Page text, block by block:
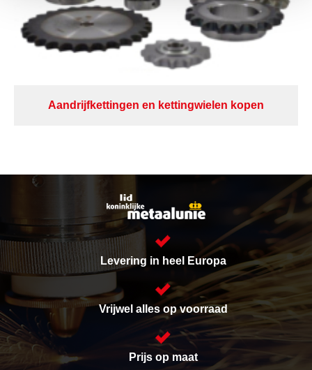
Aandrijfkettingen en kettingwielen kopen
Levering in heel Europa
Vrijwel alles op voorraad
Prijs op maat